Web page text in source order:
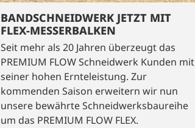
BANDSCHNEIDWERK JETZT MIT
FLEX-MESSERBALKEN
Seit mehr als 20 Jahren überzeugt das
PREMIUM FLOW Schneidwerk Kunden mit
seiner hohen Ernteleistung. Zur
kommenden Saison erweitern wir nun
unsere bewährte Schneidwerksbaureihe
um das PREMIUM FLOW FLEX.